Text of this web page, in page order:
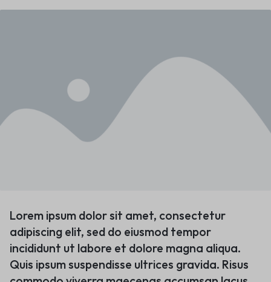
Lorem ipsum dolor sit amet, consectetur
adipiscing elit, sed do eiusmod tempor
incididunt ut labore et dolore magna aliqua.
Quis ipsum suspendisse ultrices gravida. Risus